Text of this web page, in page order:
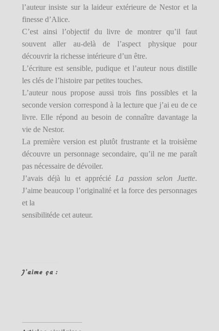
l’auteur insiste sur la laideur extérieure de Nestor et la
finesse d’Alice.
C’est ainsi l’objectif du livre de montrer qu’il faut
souvent aller au-delà de l’aspect physique pour
découvrir la richesse intérieure d’un être.
L’écriture est sensible, pudique et l’auteur nous distille
les clés de l’histoire par petites touches.
L’auteur nous propose aussi trois fins possibles et la
seconde version correspond à la lecture que j’ai eu de ce
livre. Elle répond au besoin de connaître davantage la
vie de Nestor.
La première version est plutôt frustrante et la troisième
découvre un personnage secondaire, qu’il ne me paraît
pas nécessaire de dévoiler.
J’avais déjà lu et apprécié La passion selon Juette.
J’aime beaucoup l’originalité et la force des personnages
et la
sensibilitéde cet auteur.
J’aime ça :